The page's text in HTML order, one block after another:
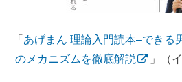
「あげまん 理論入門読本–できる
のメカニズムを徹底解説
」（